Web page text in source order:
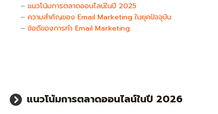
– แนวโน้มการตลาดออนไลน์ในปี 2025
– ความสำคัญของ Email Marketing ในยุคปัจจุบัน
– ข้อดีของการทำ Email Marketing
แนวโน้มการตลาดออนไลน์ในปี 2026